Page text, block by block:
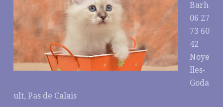
Barh
06 27
73 60
42
Noye
lles-
Goda
ult, Pas de Calais